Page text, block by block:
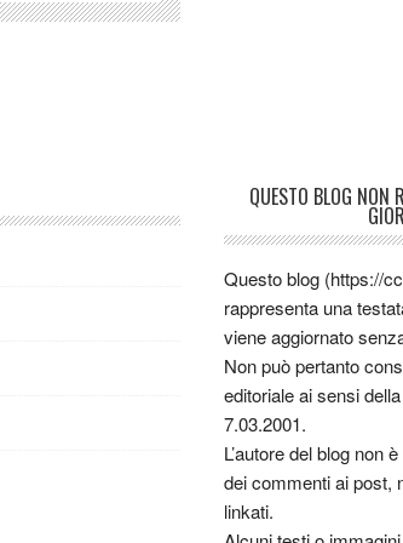
QUESTO BLOG NON
Questo blog (https://
rappresenta una
viene aggiornato
Non può pertanto
editoriale ai sensi
7.03.2001.
L’autore del blog non
dei commenti ai post,
linkati.